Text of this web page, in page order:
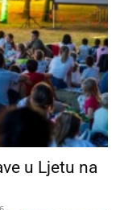
u Ljetu na